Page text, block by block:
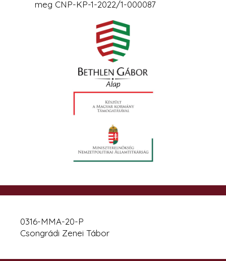
meg CNP-KP-1-2022/1-000087
0316-MMA-20-P
Csongrádi Zenei Tábor